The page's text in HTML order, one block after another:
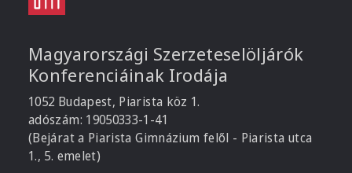
Magyarországi Szerzeteselöljárók
Konferenciáinak Irodája
1052 Budapest, Piarista köz 1.
adószám: 19050333-1-41
(Bejárat a Piarista Gimnázium felől - Piarista utca
1., 5. emelet)